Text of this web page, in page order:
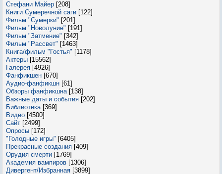
Стефани Майер [208]
Книги Сумеречной саги [122]
Фильм "Сумерки" [201]
Фильм "Новолуние" [191]
Фильм "Затмение" [342]
Фильм "Рассвет" [1463]
Книга/фильм "Гостья" [1178]
Актеры [15562]
Галерея [4926]
Фанфикшен [670]
Аудио-фанфикшн [61]
Обзоры фанфикшна [138]
Важные даты и события [202]
Библиотека [369]
Видео [4500]
Сайт [2499]
Опросы [172]
"Голодные игры" [6405]
Прекрасные создания [409]
Орудия смерти [1769]
Академия вампиров [1306]
Дивергент/Избранная [3899]